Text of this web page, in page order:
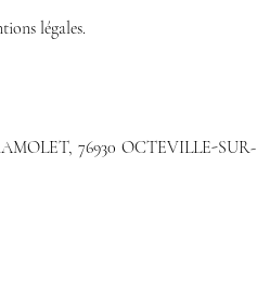
légales.
76930 OCTEVILLE-SUR-